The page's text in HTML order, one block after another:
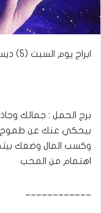
ابراج يوم السبت (5) ديسمبر /2020
برج الحمل : جمالك
بيحكي عنك عن طموح
وكسب المال وضعك
اهتمام من المحب